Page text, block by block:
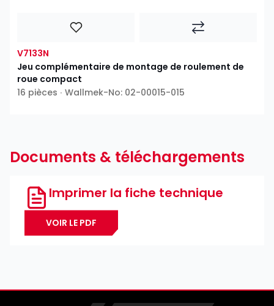
V7133N
Jeu complémentaire de montage de roulement de
roue compact
16 pièces ∙ Wallmek-No: 02-00015-015
Documents & téléchargements
Imprimer la fiche technique
VOIR LE PDF